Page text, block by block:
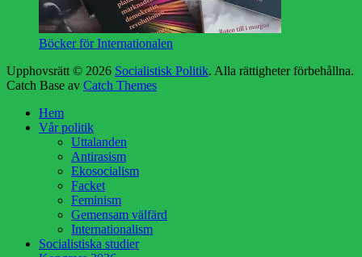
Böcker för Internationalen
Upphovsrätt © 2026 Socialistisk Politik. Alla rättigheter förbehållna.
Catch Base av Catch Themes
Hem
Vår politik
Uttalanden
Antirasism
Ekosocialism
Facket
Feminism
Gemensam välfärd
Internationalism
Socialistiska studier